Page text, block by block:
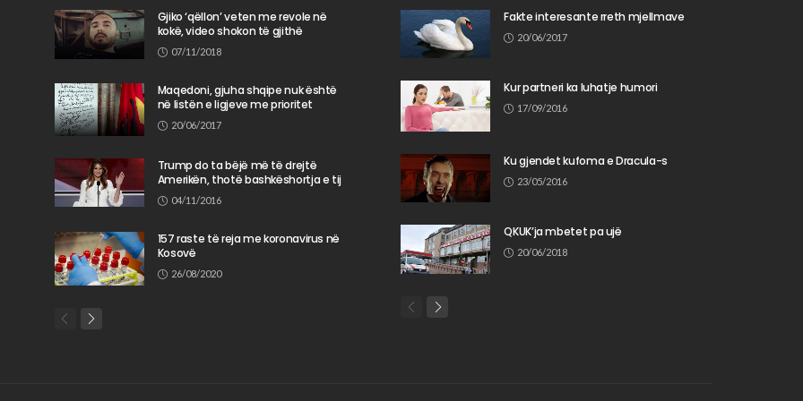
Gjiko ‘qëllon’ veten me revole në
kokë, video shokon të gjithë
07/11/2018
Maqedoni, gjuha shqipe nuk është
në listën e ligjeve me prioritet
20/06/2017
Trump do ta bëjë më të drejtë
Amerikën, thotë bashkëshortja e tij
04/11/2016
157 raste të reja me koronavirus në
Kosovë
26/08/2020
Fakte interesante rreth mjellmave
20/06/2017
Kur partneri ka luhatje humori
17/09/2016
Ku gjendet kufoma e Dracula-s
23/05/2016
QKUK’ja mbetet pa ujë
20/06/2018